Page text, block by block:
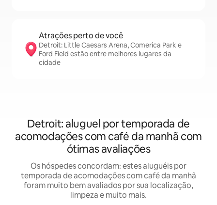
Atrações perto de você
Detroit: Little Caesars Arena, Comerica Park e
Ford Field estão entre melhores lugares da
cidade
Detroit: aluguel por temporada de
acomodações com café da manhã com
ótimas avaliações
Os hóspedes concordam: estes aluguéis por
temporada de acomodações com café da manhã
foram muito bem avaliados por sua localização,
limpeza e muito mais.